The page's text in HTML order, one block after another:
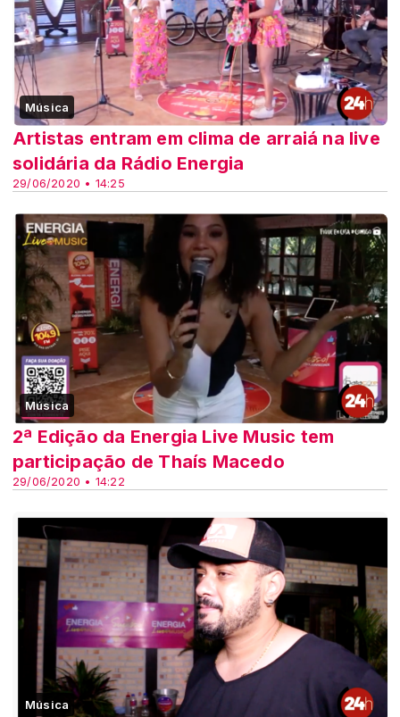
Música
29/06/2020 • 14:25
Artistas entram em clima de arraiá na live
solidária da Rádio Energia
Música
29/06/2020 • 14:22
2ª Edição da Energia Live Music tem
participação de Thaís Macedo
Música